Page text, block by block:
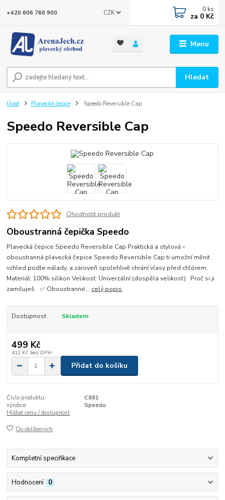
Menu
CZK
Hledat
+420 606 760 900 0 ks
za 0 Kč
Úvod Plavecké čepice Speedo Reversible Cap
Speedo Reversible Cap
Ohodnotit produkt
Oboustranná čepička Speedo
Plavecká čepice Speedo Reversible Cap Praktická a stylová –
oboustranná plavecká čepice Speedo Reversible Cap ti umožní měnit
vzhled podle nálady, a zároveň spolehlivě chrání vlasy před chlórem.
Materiál: 100% silikon Velikost: Univerzální (dospělá velikost) Proč si ji
zamiluješ: ✅ Oboustranné... celý popis
Dostupnost Skladem
499 Kč
412 Kč bez DPH
Přidat do košíku
Číslo produktu:
C881
výrobce:
Speedo
Hlídat cenu / dostupnost
Do oblíbených
Kompletní specifikace
Hodnocení 0